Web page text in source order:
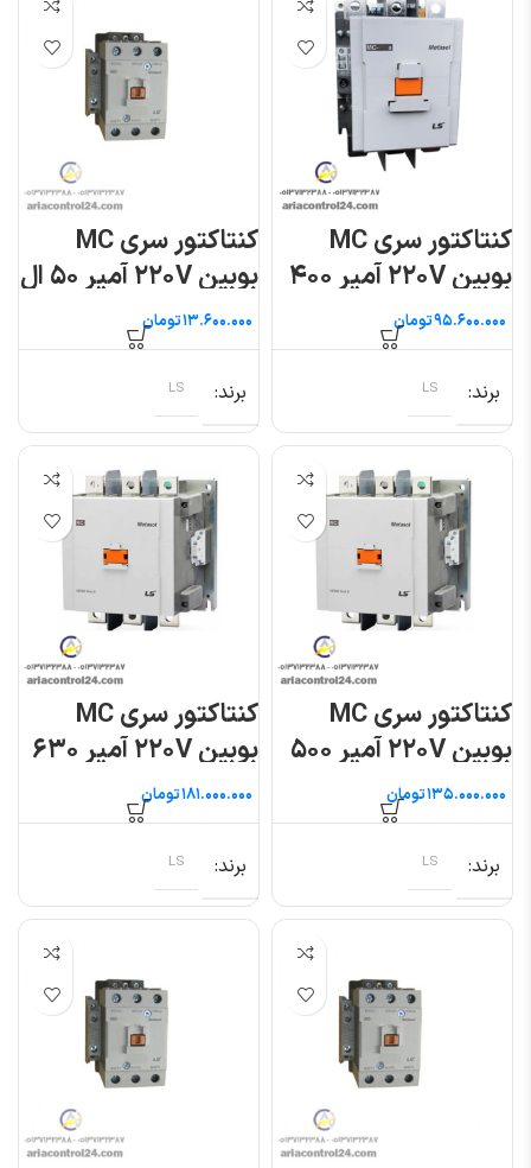
کنتاکتور سری MC
بوبین ۲۲۰V آمپر ۴۰۰
ال اس تومان
برند LS
کنتاکتور سری MC
بوبین ۲۲۰V آمپر ۵۰ ال
اس
تومان
برند LS
کنتاکتور سری MC
بوبین ۲۲۰V آمپر ۵۰۰
ال اس
تومان
برند LS
کنتاکتور سری MC
بوبین ۲۲۰V آمپر ۶۳۰
ال اس تومان
برند LS